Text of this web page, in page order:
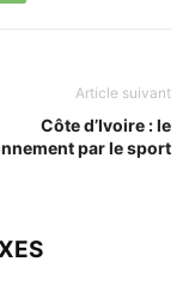
Article suivant
Côte d’Ivoire : le
par le sport